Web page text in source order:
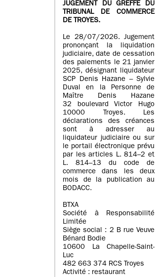
JUGEMENT DU GREFFE DU
TRIBUNAL DE COMMERCE
DE TROYES.
Le 28/07/2026. Jugement
prononçant la liquidation
judiciaire, date de cessation
des paiements le 21 janvier
2025, désignant liquidateur
SCP Denis Hazane – Sylvie
Duval en la Personne de
Maître Denis Hazane
32 boulevard Victor Hugo
10000 Troyes. Les
déclarations des créances
sont à adresser au
liquidateur judiciaire ou sur
le portail électronique prévu
par les articles L. 814–2 et
L. 814–13 du code de
commerce dans les deux
mois de la publication au
BODACC.
BTXA
Société à Responsabilité
Limitée
Siège social : 2 B rue Veuve
Bénard Bodie
10600 La Chapelle-Saint-
Luc
482 663 374 RCS Troyes
Activité : restaurant